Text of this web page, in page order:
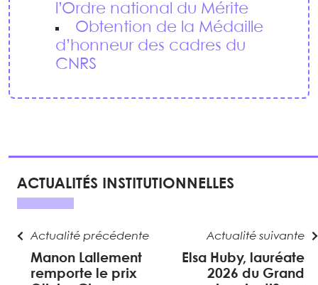
l’Ordre national du Mérite
Obtention de la Médaille
d’honneur des cadres du
CNRS
ACTUALITÉS INSTITUTIONNELLES
Actualité précédente
Manon Lallement
remporte le prix
Actualité suivante
Elsa Huby, lauréate
2026 du Grand